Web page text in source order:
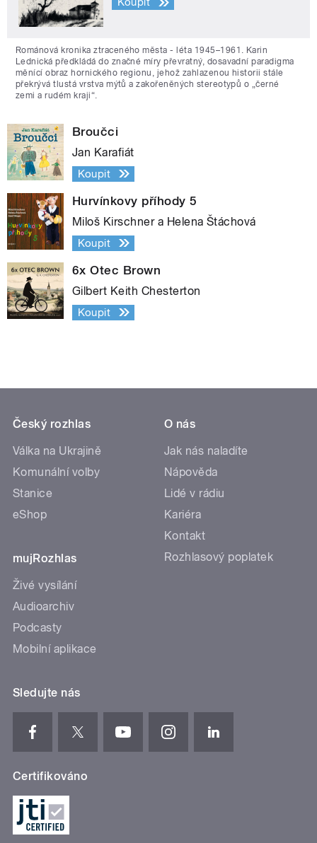
Románová kronika ztraceného města - léta 1945–1961. Karin
Lednická předkládá do značné míry převratný, dosavadní paradigma
měnící obraz hornického regionu, jehož zahlazenou historii stále
překrývá tlustá vrstva mýtů a zakořeněných stereotypů o „černé
zemi a rudém kraji“.
Broučci
Jan Karafiát
Koupit
Hurvínkovy příhody 5
Miloš Kirschner a Helena Štáchová
Koupit
6x Otec Brown
Gilbert Keith Chesterton
Koupit
Český rozhlas
Válka na Ukrajině
Komunální volby
Stanice
eShop
mujRozhlas
Živé vysílání
Audioarchiv
Podcasty
Mobilní aplikace
O nás
Jak nás naladíte
Nápověda
Lidé v rádiu
Kariéra
Kontakt
Rozhlasový poplatek
Sledujte nás
Certifikováno